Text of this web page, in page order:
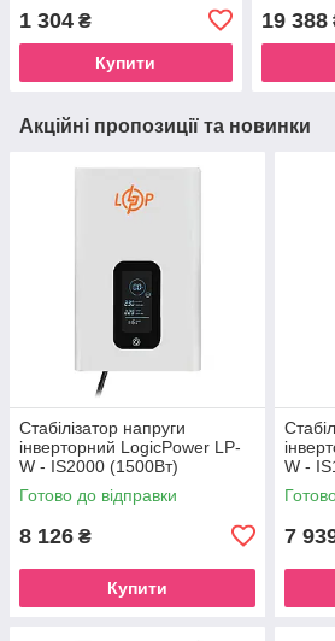
1 304 ₴
Купити
19 388
Акційні пропозиції та новинки
Стабілізатор напруги
інверторний LogicPower LP-
W - IS2000 (1500Вт)
Готово до відправки
8 126 ₴
Купити
W -
7